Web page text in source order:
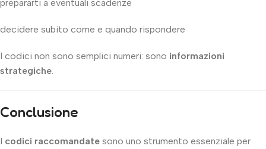
prepararti a eventuali scadenze
decidere subito come e quando rispondere
I codici non sono semplici numeri: sono informazioni
strategiche
Conclusione
I codici raccomandate sono uno strumento essenziale per